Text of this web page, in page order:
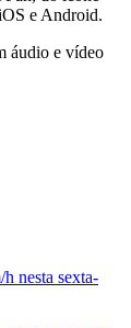
e Android.
áudio e vídeo